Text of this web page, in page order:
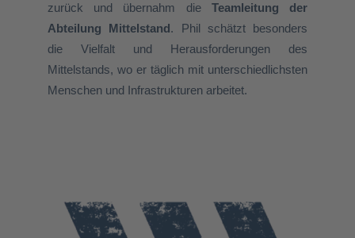
zurück und übernahm die Teamleitung der
Abteilung Mittelstand. Phil schätzt besonders
die Vielfalt und Herausforderungen des
Mittelstands, wo er täglich mit unterschiedlichsten
Menschen und Infrastrukturen arbeitet.